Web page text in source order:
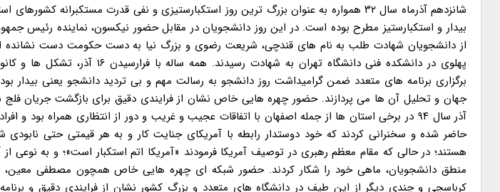
شانزدهم آذرماه سال ۳۲ همواره به عنوان بزرگ ترین روز استکبارستیزی و نفی قدرت مستکبرانه
بیدار و استکبارستیز مطرح بوده است. در این روز دانشجویان در مقابل حضور نیکسون، نماینده رئیس
از دانشجویان شهادت طلب به نام های قندچی، شریعت رضوی و بزرگ نیا به دست حکومت دست نشانده
پهلوی در دانشکده فنی دانشگاه تهران به
برگزاری برنامه های متعدد ضمن گرامیداشت روز دانشجو به رسالت مهم و بی تردید دانشجو یعنی
آذر سال ۹۴ در برخی استان ها از جمله اصفهان با اتفاقات عجیب و غریب و دور از انتظاری همراه بود و
حاضر شده و سخنرانی کردند که خود دوستدار رابطه با آمریکای جنایت کار و به هر قیمتی حتی
هستند؛ در حالی که مقام معظم رهبری در توصیف آمریکا فرمودند «آمریکا اتم استکبار است»؛ و به نوعی
منطق دانشجویان، ماهی خود را شکار کردند. حضور شبکه ای چهره هایی خاص همچون مصطفی معین،
کرباسچی و چندی دیگر از این طیف در دانشگاه های متعدد و بزرگ کشور نشان از فرایندی دقیق و